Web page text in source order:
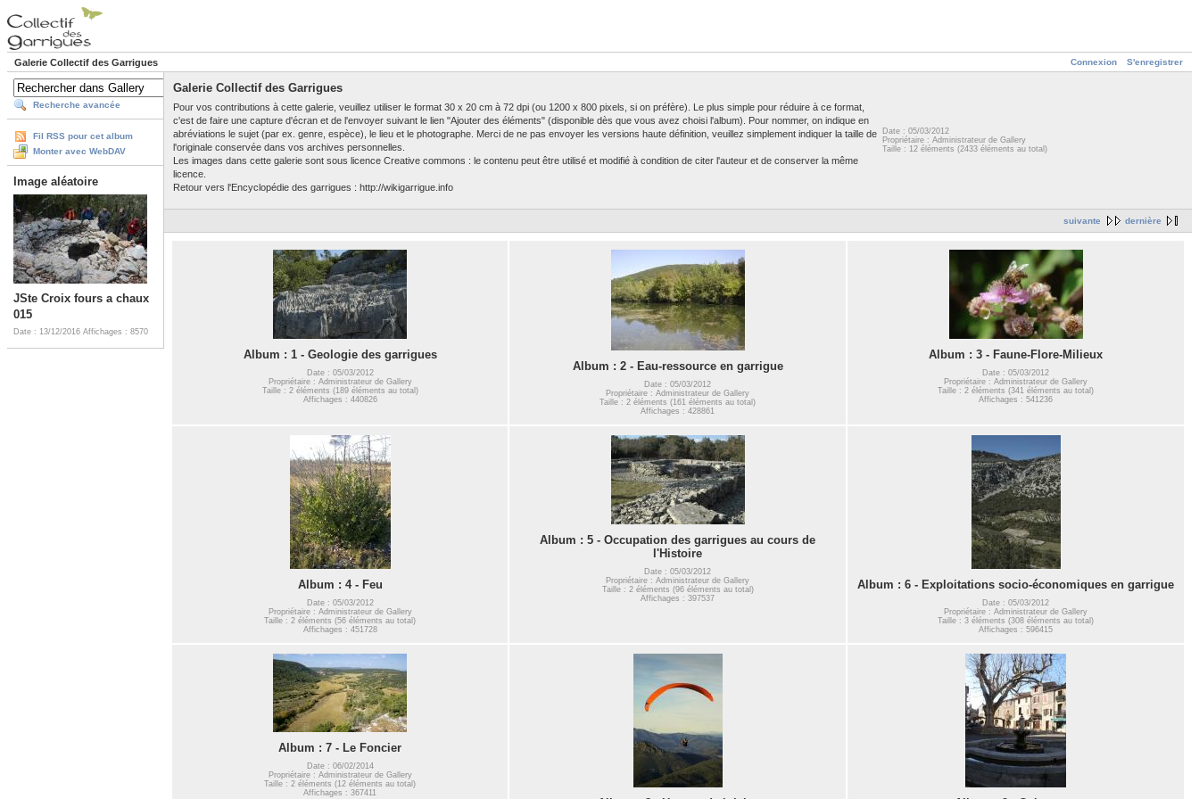
Connexion S'enregistrer
Galerie Collectif des Garrigues
Recherche avancée
Fil RSS pour cet album
Monter avec WebDAV
Image aléatoire
JSte Croix fours a chaux
015
Date : 13/12/2016 Affichages : 8570
Galerie Collectif des Garrigues
Pour vos contributions à cette galerie, veuillez utiliser le format 30 x 20 cm à 72 dpi (ou 1200 x 800 pixels, si on préfère). Le plus simple pour réduire à ce format,
c'est de faire une capture d'écran et de l'envoyer suivant le lien "Ajouter des éléments" (disponible dès que vous avez choisi l'album). Pour nommer, on indique en
abréviations le sujet (par ex. genre, espèce), le lieu et le photographe. Merci de ne pas envoyer les versions haute définition, veuillez simplement indiquer la taille de
l'originale conservée dans vos archives personnelles.
Les images dans cette galerie sont sous licence Creative commons : le contenu peut être utilisé et modifié à condition de citer l'auteur et de conserver la même
licence.
Retour vers l'Encyclopédie des garrigues : http://wikigarrigue.info
Date : 05/03/2012
Propriétaire : Administrateur de Gallery
Taille : 12 éléments (2433 éléments au total)
suivante dernière
Album : 1 - Geologie des garrigues
Date : 05/03/2012
Propriétaire : Administrateur de Gallery
Taille : 2 éléments (189 éléments au total)
Affichages : 440826
Album : 2 - Eau-ressource en garrigue
Date : 05/03/2012
Propriétaire : Administrateur de Gallery
Taille : 2 éléments (161 éléments au total)
Affichages : 428861
Album : 3 - Faune-Flore-Milieux
Date : 05/03/2012
Propriétaire : Administrateur de Gallery
Taille : 2 éléments (341 éléments au total)
Affichages : 541236
Album : 4 - Feu
Date : 05/03/2012
Propriétaire : Administrateur de Gallery
Taille : 2 éléments (56 éléments au total)
Affichages : 451728
Album : 5 - Occupation des garrigues au cours de
l'Histoire
Date : 05/03/2012
Propriétaire : Administrateur de Gallery
Taille : 2 éléments (96 éléments au total)
Affichages : 397537
Album : 6 - Exploitations socio-économiques en garrigue
Date : 05/03/2012
Propriétaire : Administrateur de Gallery
Taille : 3 éléments (308 éléments au total)
Affichages : 596415
Album : 7 - Le Foncier
Date : 06/02/2014
Propriétaire : Administrateur de Gallery
Taille : 2 éléments (12 éléments au total)
Affichages : 367411